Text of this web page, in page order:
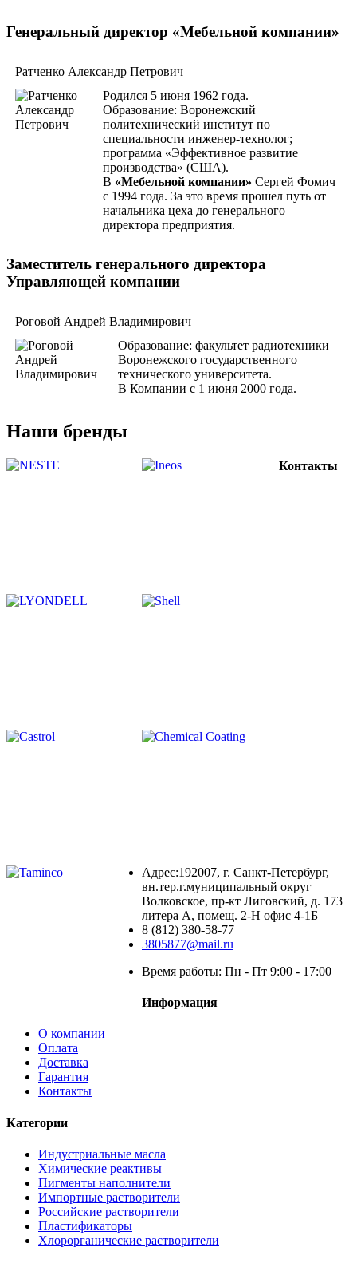
Генеральный директор «Мебельной компании»
Ратченко Александр Петрович
Родился 5 июня 1962 года.
Образование: Воронежский
политехнический институт по
специальности инженер-технолог;
программа «Эффективное развитие
производства» (США).
В «Мебельной компании» Сергей Фомич
с 1994 года. За это время прошел путь от
начальника цеха до генерального
директора предприятия.
Заместитель генерального директора
Управляющей компании
Роговой Андрей Владимирович
Образование: факультет радиотехники
Воронежского государственного
технического университета.
В Компании с 1 июня 2000 года.
Наши бренды
Контакты
Адрес:192007, г. Санкт-Петербург,
вн.тер.г.муниципальный округ
Волковское, пр-кт Лиговский, д. 173
литера А, помещ. 2-Н офис 4-1Б
8 (812) 380-58-77
3805877@mail.ru
Время работы: Пн - Пт 9:00 - 17:00
Информация
О компании
Оплата
Доставка
Гарантия
Контакты
Категории
Индустриальные масла
Химические реактивы
Пигменты наполнители
Импортные растворители
Российские растворители
Пластификаторы
Хлорорганические растворители